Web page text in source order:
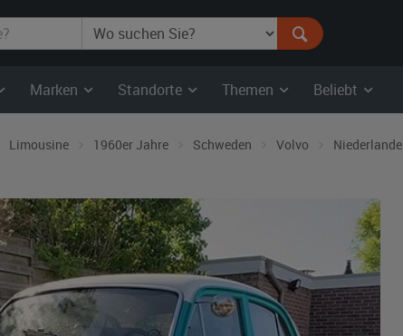
Marken Standorte Themen Beliebt
Limousine 1960er Jahre Schweden Volvo Niederlande